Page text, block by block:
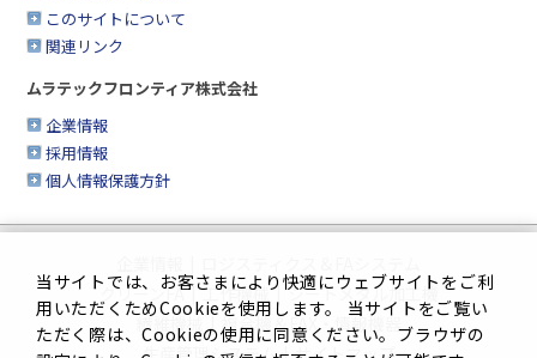
このサイトについて
関連リンク
ムラテックフロンティア株式会社
企業情報
採用情報
個人情報保護方針
クリーンFA | 工作機械 | シートメタル加工機
繊維機械 | 複合機＆FAX・情報機器
生産管理システム | サイトマップ
当サイトでは、お客さまにより快適にウェブサイトをご利
用いただくためCookieを使用します。 当サイトをご覧い
ただく際は、Cookieの使用に同意ください。ブラウザの